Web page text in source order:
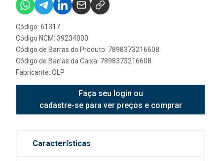
Código: 61317
Código NCM: 39234000
Código de Barras do Produto: 7898373216608
Código de Barras da Caixa: 7898373216608
Fabricante: OLP
Faça seu login ou
cadastre-se para ver preços e comprar
Características